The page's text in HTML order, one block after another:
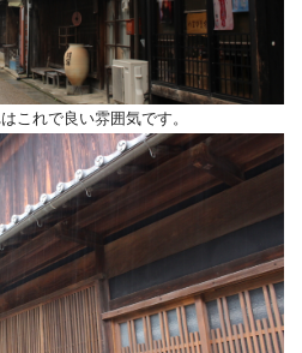
これで良い雰囲気です。